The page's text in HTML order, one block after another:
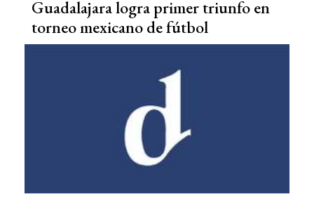
Guadalajara logra primer triunfo en
torneo mexicano de fútbol